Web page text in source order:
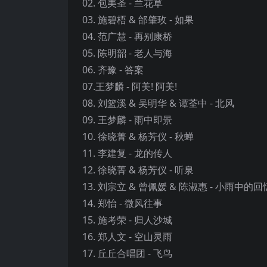
02. 包美圣 - 兰花草
03. 施碧梧 & 邰肇玫 - 如果
04. 范广慧 - 再别康桥
05. 陈明韶 - 老人与海
06. 齐豫 - 答案
07.王梦麟 - 阿美! 阿美!
08. 刘篮溪 & 吴明华 & 谭荃中 - 北风
09. 王梦麟 - 雨中即景
10. 徐晓菁 & 杨芳仪 - 秋蝉
11. 李建复 - 龙的传人
12. 徐晓菁 & 杨芳仪 - 听泉
13. 刘宗立 & 曾佩媛 & 陈淑惠 - 小雨中的回
14. 郑怡 - 微风往事
15. 施考荣 - 归人沙城
16. 郑人文 - 空山灵雨
17. 丘丘合唱团 - 飞鸟